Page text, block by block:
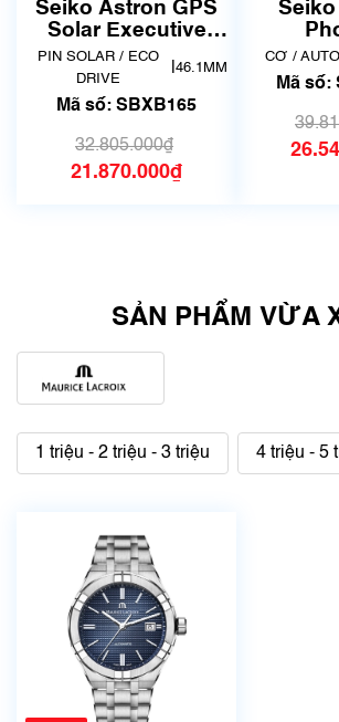
dụng, hàng đẹp, có chút
xước dăm)
Seiko Astron GPS
Solar Executive
Line Honda NSX
Limited Edition
SBXB165
PIN SOLAR / ECO
DRIVE
46.1MM
Mã số: SBXB165
32.805.000₫
21.870.000₫
dụng,
CƠ /
Mã số:
SẢN PHẨM VỪA
1 triệu - 2 triệu - 3 triệu 4 triệu - 5